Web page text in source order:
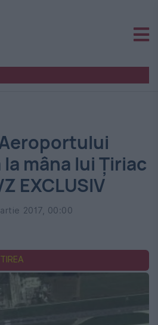
mâna lui Ţiriac
EXCLUSIV
2017, 00:00